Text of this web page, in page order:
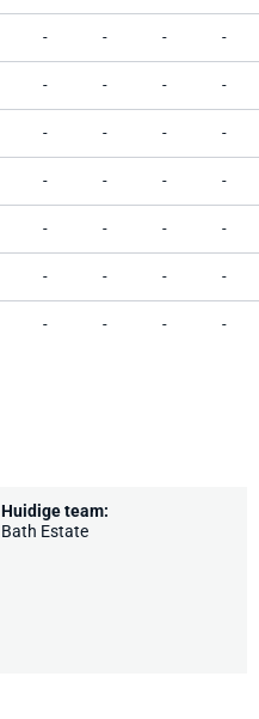
- - - -
- - - -
- - - -
- - - -
- - - -
- - - -
- - - -
Huidige team:
Bath Estate